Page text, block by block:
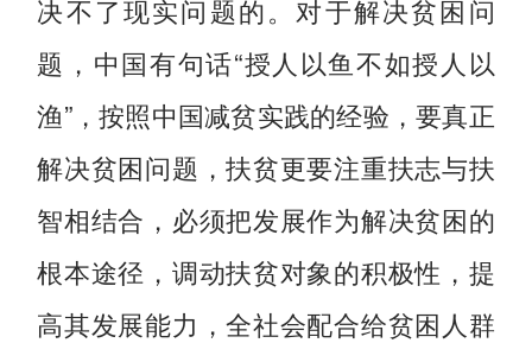
决不了现实问题的。对于解决贫困问
题，中国有句话“授人以鱼不如授人以
渔”，按照中国减贫实践的经验，要真正
解决贫困问题，扶贫更要注重扶志与扶
智相结合，必须把发展作为解决贫困的
根本途径，调动扶贫对象的积极性，提
高其发展能力，全社会配合给贫困人群